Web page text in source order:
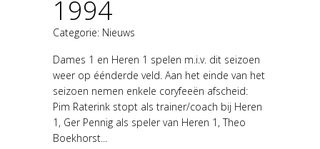
1994
Categorie: Nieuws
Dames 1 en Heren 1 spelen m.i.v. dit seizoen
weer op éénderde veld. Aan het einde van het
seizoen nemen enkele coryfeeën afscheid:
Pim Raterink stopt als trainer/coach bij Heren
1, Ger Pennig als speler van Heren 1, Theo
Boekhorst...